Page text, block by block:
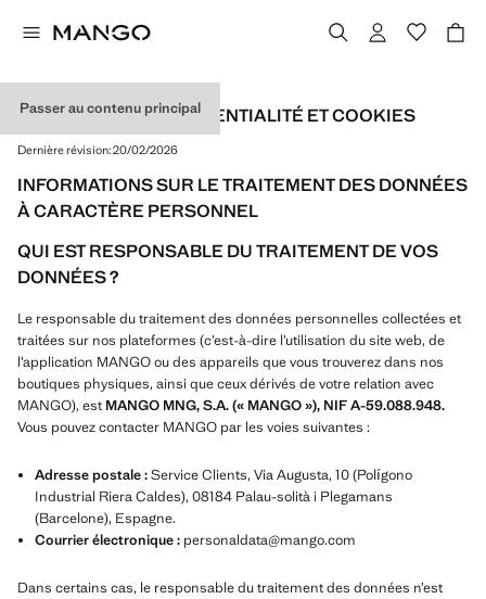
Passer au contenu principal
POLITIQUE DE CONFIDENTIALITÉ ET COOKIES
Dernière révision:20/02/2026
INFORMATIONS SUR LE TRAITEMENT DES DONNÉES
À CARACTÈRE PERSONNEL
QUI EST RESPONSABLE DU TRAITEMENT DE VOS
DONNÉES ?
Le responsable du traitement des données personnelles collectées et
traitées sur nos plateformes (c’est-à-dire l’utilisation du site web, de
l’application MANGO ou des appareils que vous trouverez dans nos
boutiques physiques, ainsi que ceux dérivés de votre relation avec
MANGO), estMANGO MNG, S.A. (« MANGO »), NIF A-59.088.948.
Vous pouvez contacter MANGO par les voies suivantes :
Adresse postale :Service Clients, Via Augusta, 10 (Polígono
Industrial Riera Caldes), 08184 Palau-solità i Plegamans
(Barcelone), Espagne.
Courrier électronique : personaldata@mango.com
Dans certains cas, le responsable du traitement des données n’est